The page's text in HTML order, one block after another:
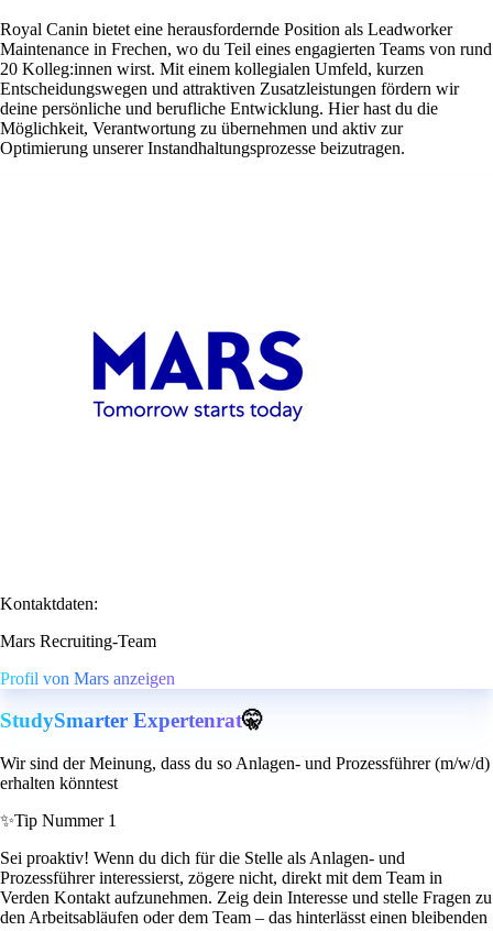
Royal Canin bietet eine herausfordernde Position als Leadworker
Maintenance in Frechen, wo du Teil eines engagierten Teams von rund
20 Kolleg:innen wirst. Mit einem kollegialen Umfeld, kurzen
Entscheidungswegen und attraktiven Zusatzleistungen fördern wir
deine persönliche und berufliche Entwicklung. Hier hast du die
Möglichkeit, Verantwortung zu übernehmen und aktiv zur
Optimierung unserer Instandhaltungsprozesse beizutragen.
Kontaktdaten:
Mars Recruiting-Team
Profil von Mars anzeigen
StudySmarter Expertenrat🤫
Wir sind der Meinung, dass du so Anlagen- und Prozessführer (m/w/d)
erhalten könntest
✨Tip Nummer 1
Sei proaktiv! Wenn du dich für die Stelle als Anlagen- und
Prozessführer interessierst, zögere nicht, direkt mit dem Team in
Verden Kontakt aufzunehmen. Zeig dein Interesse und stelle Fragen zu
den Arbeitsabläufen oder dem Team – das hinterlässt einen bleibenden